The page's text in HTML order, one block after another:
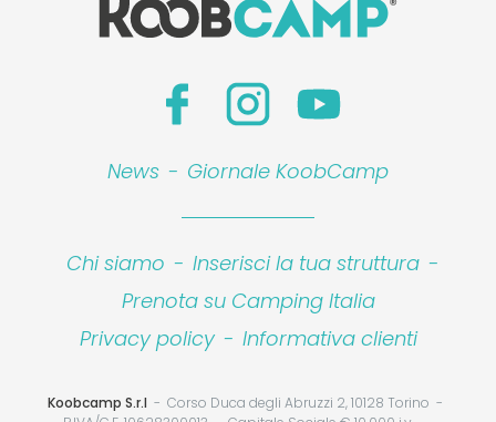
News - Giornale KoobCamp
Chi siamo - Inserisci la tua struttura -
Prenota su Camping Italia
Privacy policy - Informativa clienti
Koobcamp S.r.l
Corso Duca degli Abruzzi 2, 10128 Torino